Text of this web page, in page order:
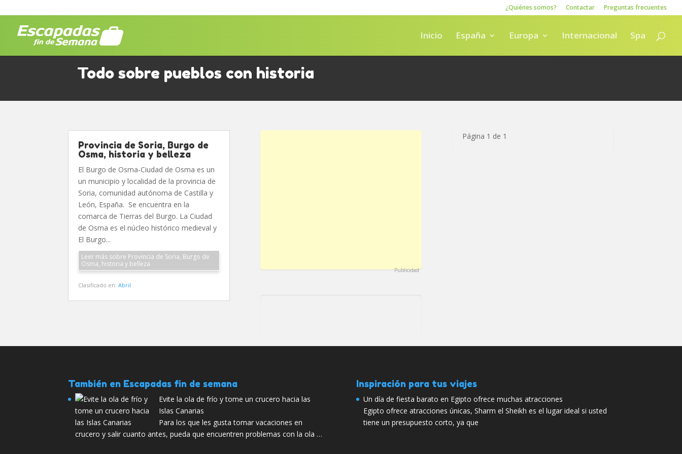
¿Quiénes somos? Contactar Preguntas frecuentes
Inicio España Europa Internacional Spa
Todo sobre pueblos con historia
Provincia de Soria, Burgo de
Osma, historia y belleza
El Burgo de Osma-Ciudad de Osma es un
un municipio y localidad de la provincia de
Soria, comunidad autónoma de Castilla y
León, España. Se encuentra en la
comarca de Tierras del Burgo. La Ciudad
de Osma es el núcleo histórico medieval y
El Burgo...
Leer más sobre Provincia de Soria, Burgo de
Osma, historia y belleza
Clasificado en:Abril
Publicidad
Página 1 de 1
También en Escapadas fin de semana
Evite la ola de frío y tome un crucero hacia las
Islas Canarias
Para los que les gusta tomar vacaciones en
crucero y salir cuanto antes, pueda que encuentren problemas con la ola …
Inspiración para tus viajes
Un día de fiesta barato en Egipto ofrece muchas atracciones
Egipto ofrece atracciones únicas, Sharm el Sheikh es el lugar ideal si usted
tiene un presupuesto corto, ya que